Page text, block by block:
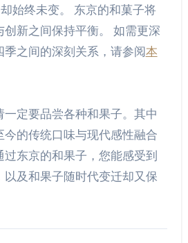
始终未变。 东京的和菓子将
新之间保持平衡。 如需更深
季之间的深刻关系，请参阅本
定要品尝各种和果子。其中
的传统口味与现代感性融合
过东京的和果子，您能感受到
以及和果子随时代变迁却又保